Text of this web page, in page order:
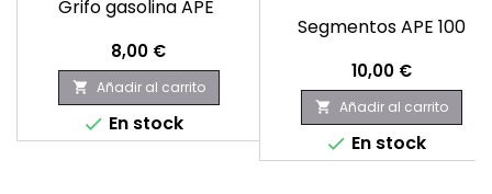
Grifo gasolina APE
Precio
8,00 €
 Añadir al carrito
 En stock
Segmentos APE 100
Precio
10,00 €
 Añadir al carrito
 En stock